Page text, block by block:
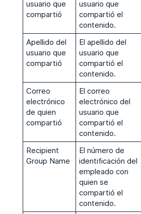
usuario que
compartió
usuario que
compartió el
contenido.
Apellido del
usuario que
compartió
El apellido del
usuario que
compartió el
contenido.
Correo
electrónico
de quien
compartió
El correo
electrónico del
usuario que
compartió el
contenido.
Recipient
Group Name
El número de
identificación del
empleado con
quien se
compartió el
contenido.